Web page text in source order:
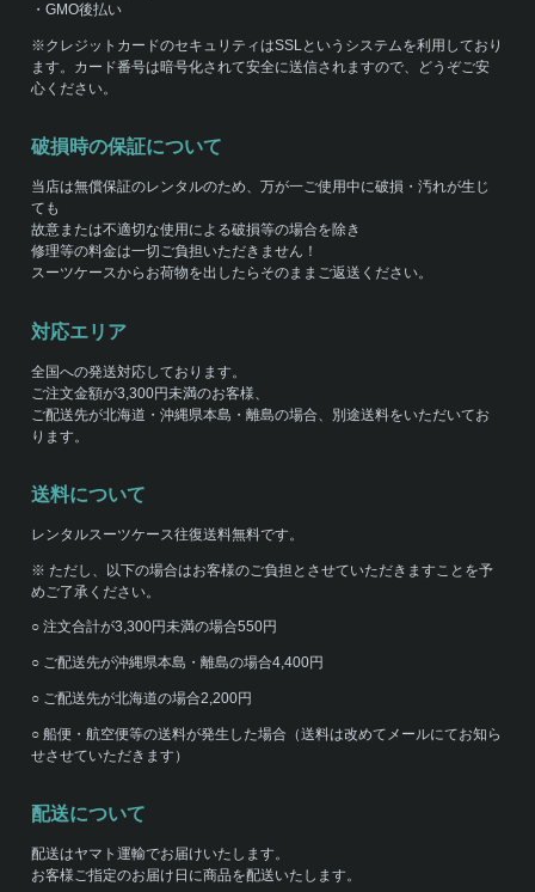
・GMO後払い
※クレジットカードのセキュリティはSSLというシステムを利用しており
ます。カード番号は暗号化されて安全に送信されますので、どうぞご安
心ください。
破損時の保証について
当店は無償保証のレンタルのため、万が一ご使用中に破損・汚れが生じ
ても
故意または不適切な使用による破損等の場合を除き
修理等の料金は一切ご負担いただきません！
スーツケースからお荷物を出したらそのままご返送ください。
対応エリア
全国への発送対応しております。
ご注文金額が3,300円未満のお客様、
ご配送先が北海道・沖縄県本島・離島の場合、別途送料をいただいてお
ります。
送料について
レンタルスーツケース往復送料無料です。
※ ただし、以下の場合はお客様のご負担とさせていただきますことを予
めご了承ください。
○ 注文合計が3,300円未満の場合550円
○ ご配送先が沖縄県本島・離島の場合4,400円
○ ご配送先が北海道の場合2,200円
○ 船便・航空便等の送料が発生した場合（送料は改めてメールにてお知ら
せさせていただきます）
配送について
配送はヤマト運輸でお届けいたします。
お客様ご指定のお届け日に商品を配送いたします。